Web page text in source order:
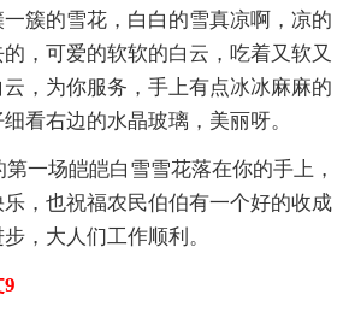
簇的雪花，白白的雪真凉啊，凉的
，可爱的软软的白云，吃着又软又
，为你服务，手上有点冰冰麻麻的
看右边的水晶玻璃，美丽呀。
一场皑皑白雪雪花落在你的手上，
，也祝福农民伯伯有一个好的收成
，大人们工作顺利。